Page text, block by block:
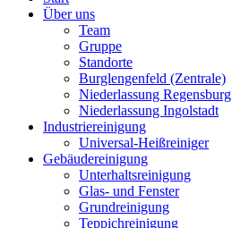
Über uns
Team
Gruppe
Standorte
Burglengenfeld (Zentrale)
Niederlassung Regensburg
Niederlassung Ingolstadt
Industriereinigung
Universal-Heißreiniger
Gebäudereinigung
Unterhaltsreinigung
Glas- und Fenster
Grundreinigung
Teppichreinigung